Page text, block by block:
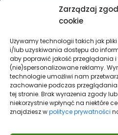
Zarządzaj
cookie
Używamy technologii takich jak
i/lub uzyskiwania dostępu do
aby poprawić jakość przeglądania i
(nie)spersonalizowane reklamy.
technologie umożliwi nam
zachowanie podczas
tej stronie. Brak wyrażenia zgody
niekorzystnie wpłynąć na niektóre
znajdziesz wpolityce prywatności
Wydarzenia w
Sport w
Finanse i inwestycje
Turystyka
Redakcja
Polityka